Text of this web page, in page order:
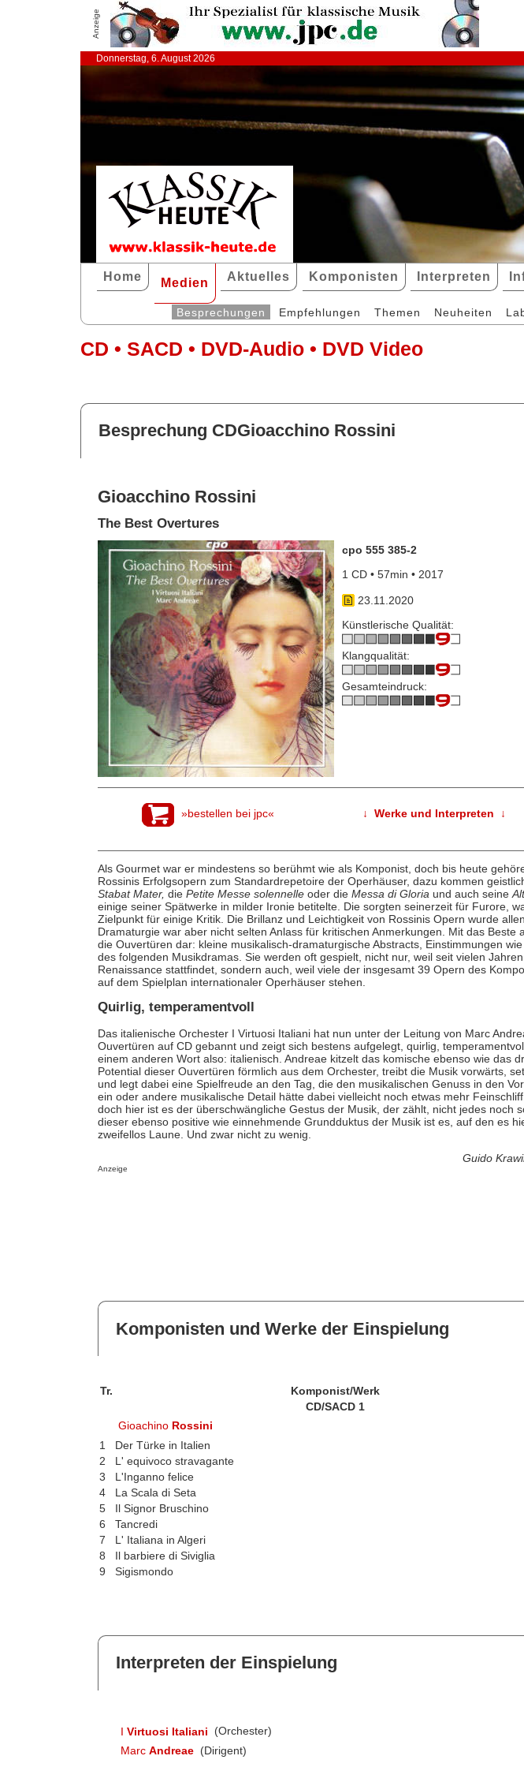
Anzeige
Donnerstag, 6. August 2026
Home Medien Aktuelles Komponisten Interpreten
Besprechungen Empfehlungen Themen Neuheiten
CD • SACD • DVD-Audio • DVD Video
Besprechung CDGioacchino Rossini
Gioacchino Rossini
The Best Overtures
cpo 555 385-2
1 CD • 57min • 2017
23.11.2020
Künstlerische Qualität:
Klangqualität:
Gesamteindruck:
»bestellen bei jpc« ↓ Werke und Interpreten ↓
Als Gourmet war er mindestens so berühmt wie als Komponist, doch bis heute
Rossinis Erfolgsopern zum Standardrepetoire der Operhäuser, dazu kommen
Stabat Mater, die Petite Messe solennelleoder die Messa di Gloria und auch seine
einige seiner Spätwerke in milder Ironie betitelte. Die sorgten seinerzeit für Furore,
Zielpunkt für einige Kritik. Die Brillanz und Leichtigkeit von Rossinis Opern wurde
Dramaturgie war aber nicht selten Anlass für kritischen Anmerkungen. Mit das Beste
die Ouvertüren dar: kleine musikalisch-dramaturgische Abstracts, Einstimmungen
des folgenden Musikdramas. Sie werden oft gespielt, nicht nur, weil seit vielen
Renaissance stattfindet, sondern auch, weil viele der insgesamt 39 Opern des
auf dem Spielplan internationaler Operhäuser stehen.
Quirlig, temperamentvoll
Das italienische Orchester I Virtuosi Italiani hat nun unter der Leitung von Marc
Ouvertüren auf CD gebannt und zeigt sich bestens aufgelegt, quirlig,
einem anderen Wort also: italienisch. Andreae kitzelt das komische ebenso wie das
Potential dieser Ouvertüren förmlich aus dem Orchester, treibt die Musik vorwärts,
und legt dabei eine Spielfreude an den Tag, die den musikalischen Genuss in den
ein oder andere musikalische Detail hätte dabei vielleicht noch etwas mehr
doch hier ist es der überschwängliche Gestus der Musik, der zählt, nicht jedes noch
dieser ebenso positive wie einnehmende Grundduktus der Musik ist es, auf den es
zweifellos Laune. Und zwar nicht zu wenig.
Guido
Anzeige
Komponisten und Werke der Einspielung
Tr. Komponist/Werk
CD/SACD 1
Gioachino Rossini
1
Der Türke in Italien
2
L' equivoco stravagante
3
L'Inganno felice
4
La Scala di Seta
5
Il Signor Bruschino
6
Tancredi
7
L' Italiana in Algeri
8
Il barbiere di Siviglia
9
Sigismondo
Interpreten der Einspielung
I Virtuosi Italiani
(Orchester)
Marc Andreae (Dirigent)